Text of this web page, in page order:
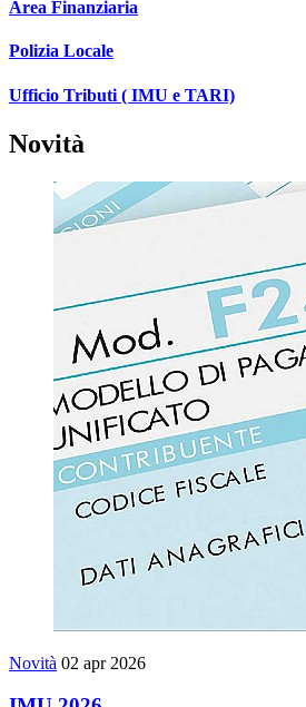
Area Finanziaria
Polizia Locale
Ufficio Tributi ( IMU e TARI)
Novità
Novità 02 apr 2026